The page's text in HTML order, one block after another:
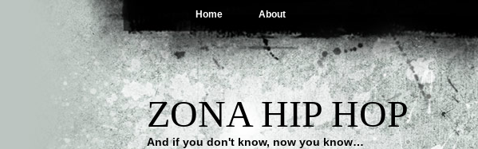
Home About
ZONA HIP HOP
And if you don't know, now you know…